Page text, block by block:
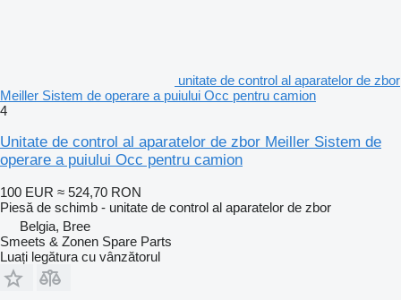
unitate de control al aparatelor de zbor
Meiller Sistem de operare a puiului Occ pentru camion
4
Unitate de control al aparatelor de zbor Meiller Sistem de
operare a puiului Occ pentru camion
100 EUR ≈ 524,70 RON
Piesă de schimb - unitate de control al aparatelor de zbor
Belgia, Bree
Smeets & Zonen Spare Parts
Luați legătura cu vânzătorul